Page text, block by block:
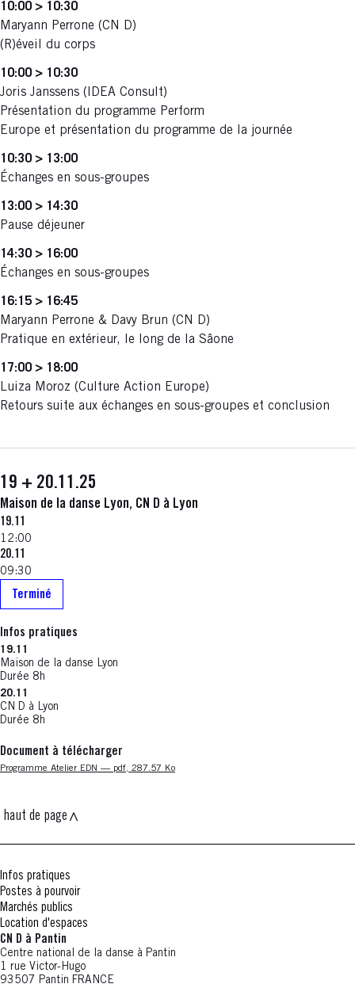
10:00 > 10:30
Maryann Perrone (CN D)
(R)éveil du corps
10:00 > 10:30
Joris Janssens (IDEA Consult)
Présentation du programme Perform
Europe et présentation du programme de la journée
10:30 > 13:00
Échanges en sous-groupes
13:00 > 14:30
Pause déjeuner
14:30 > 16:00
Échanges en sous-groupes
16:15 > 16:45
Maryann Perrone & Davy Brun (CN D)
Pratique en extérieur, le long de la Sâone
17:00 > 18:00
Luiza Moroz (Culture Action Europe)
Retours suite aux échanges en sous-groupes et conclusion
19 + 20.11.25
Maison de la danse Lyon, CN D à Lyon
19.11
12:00
20.11
09:30
Terminé
Infos pratiques
19.11
Maison de la danse Lyon
Durée 8h
20.11
CN D à Lyon
Durée 8h
Document à télécharger
Nouvelle fenêtre
Programme Atelier EDN — pdf, 287.57 Ko
haut de page
Infos pratiques
Postes à pourvoir
Marchés publics
Location d'espaces
CN D à Pantin
Centre national de la danse à Pantin
1 rue Victor-Hugo
93507 Pantin FRANCE